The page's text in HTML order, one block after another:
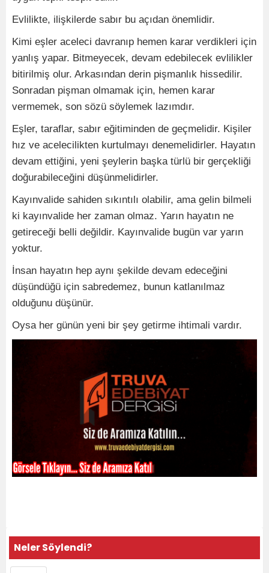
Evlilikte, ilişkilerde sabır bu açıdan önemlidir.
Kimi eşler aceleci davranıp hemen karar verdikleri için
yanlış yapar. Bitmeyecek, devam edebilecek evlilikler
bitirilmiş olur. Arkasından derin pişmanlık hissedilir.
Sonradan pişman olmamak için, hemen karar
vermemek, son sözü söylemek lazımdır.
Eşler, taraflar, sabır eğitiminden de geçmelidir. Kişiler
hız ve acelecilikten kurtulmayı denemelidirler. Hayatın
devam ettiğini, yeni şeylerin başka türlü bir gerçekliği
doğurabileceğini düşünmelidirler.
Kayınvalide sahiden sıkıntılı olabilir, ama gelin bilmeli
ki kayınvalide her zaman olmaz. Yarın hayatın ne
getireceği belli değildir. Kayınvalide bugün var yarın
yoktur.
İnsan hayatın hep aynı şekilde devam edeceğini
düşündüğü için sabredemez, bunun katlanılmaz
olduğunu düşünür.
Oysa her günün yeni bir şey getirme ihtimali vardır.
Neler Söylendi?